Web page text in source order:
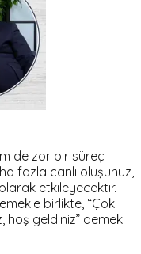
de zor bir süreç
fazla canlı oluşunuz,
etkileyecektir.
birlikte, “Çok
hoş geldiniz” demek